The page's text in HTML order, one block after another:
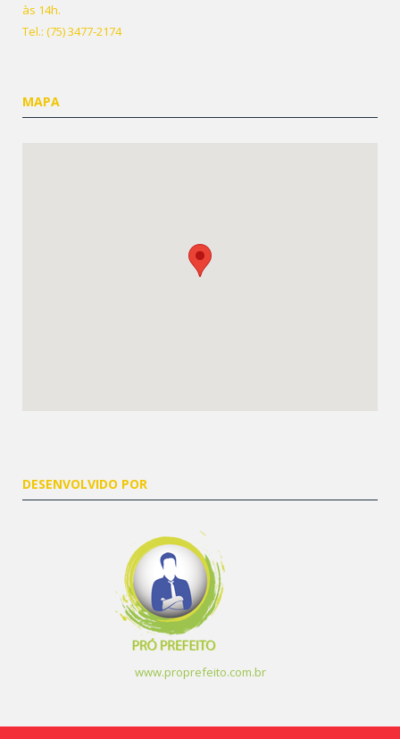
às 14h.
Tel.: (75) 3477-2174
MAPA
DESENVOLVIDO POR
www.proprefeito.com.br